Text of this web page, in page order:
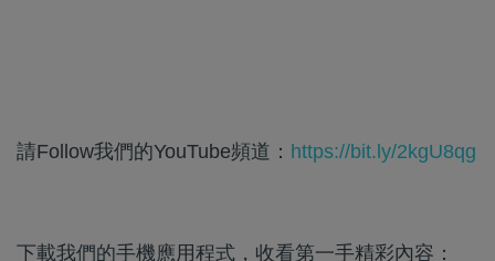
請Follow我們的YouTube頻道： https://bit.ly/2kgU8qg
下載我們的手機應用程式，收看第一手精彩內容：